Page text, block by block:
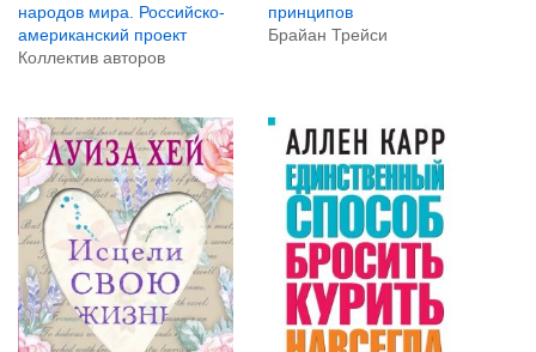
народов мира. Российско-
американский проект
Коллектив авторов
принципов
Брайан Трейси